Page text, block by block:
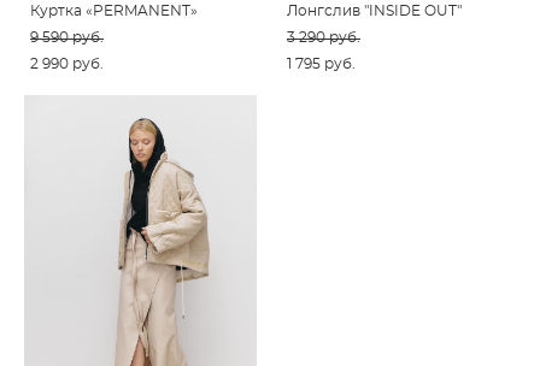
Куртка «PERMANENT»
9 590 pуб.
2 990 pуб.
Лонгслив "INSIDE OUT"
3 290 pуб.
1 795 pуб.